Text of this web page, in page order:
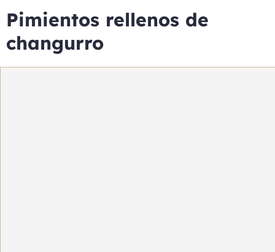
Pimientos rellenos de
changurro